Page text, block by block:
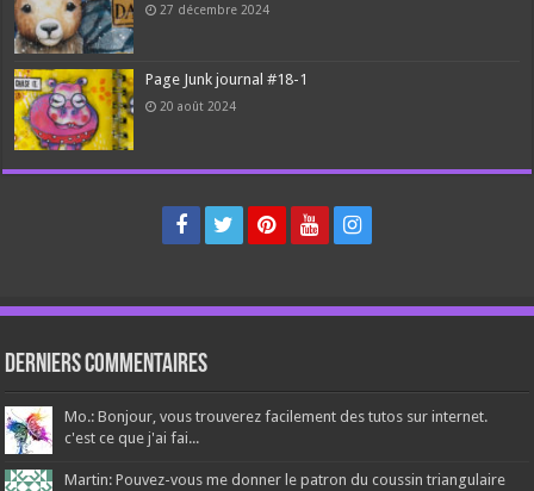
27 décembre 2024
Page Junk journal #18-1
20 août 2024
Derniers Commentaires
Mo.: Bonjour, vous trouverez facilement des tutos sur internet.
c'est ce que j'ai fai...
Martin: Pouvez-vous me donner le patron du coussin triangulaire